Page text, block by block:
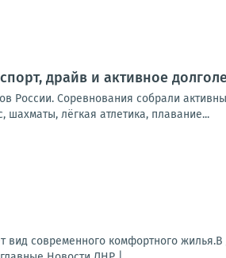
драйв и активное
России. Соревнования собрали
шахматы, лёгкая атлетика, плавание...
современного комфортного жилья.В